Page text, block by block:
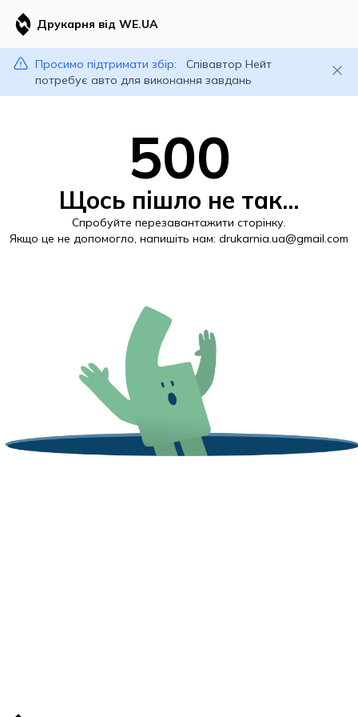
Друкарня від WE.UA
Просимо підтримати збір:
Співавтор Нейт
потребує авто для виконання завдань
500
Щось пішло не так...
Спробуйте перезавантажити сторінку.
Якщо це не допомогло, напишіть нам: drukarnia.ua@gmail.com